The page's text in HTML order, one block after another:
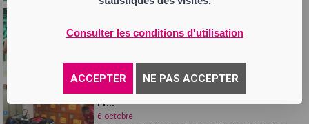
Consulter les conditions d'utilisation
ACCEPTER NE PAS ACCEPTER
Montp...
7 octobre
est-elle convaincante ? Mi-temps...
Club 42 : L'exploit du SC Sury en Coupe de
Fr...
6 octobre